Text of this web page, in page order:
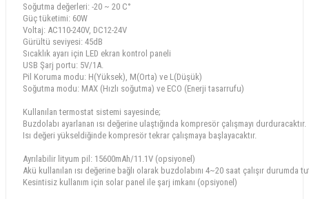
Soğutma değerleri: -20 ~ 20 C°
Güç tüketimi: 60W
Voltaj: AC110-240V, DC12-24V
Gürültü seviyesi: 45dB
Sıcaklık ayarı için LED ekran kontrol paneli
USB Şarj portu: 5V/1A.
Pil Koruma modu: H(Yüksek), M(Orta) ve L(Düşük)
Soğutma modu: MAX (Hızlı soğutma) ve ECO (Enerji tasarrufu)
Kullanılan termostat sistemi sayesinde;
Buzdolabı ayarlanan ısı değerine ulaştığında kompresör çalışmayı durduracaktır.
Isı değeri yükseldiğinde kompresör tekrar çalışmaya başlayacaktır.
Ayrılabilir lityum pil: 15600mAh/11.1V (opsiyonel)
Akü kullanılan ısı değerine bağlı olarak buzdolabını 4~20 saat çalışır durumda
Kesintisiz kullanım için solar panel ile şarj imkanı (opsiyonel)